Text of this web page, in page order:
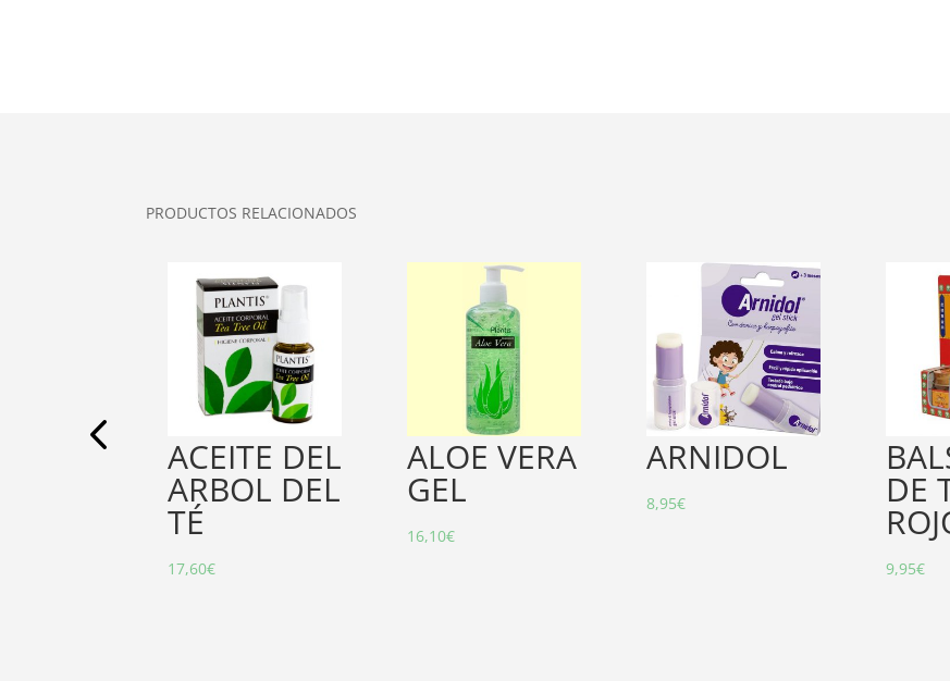
PRODUCTOS RELACIONADOS
ACEITE DEL
ARBOL DEL
TÉ
17,60€
ALOE VERA
GEL
16,10€
ARNIDOL
8,95€ DE
9,95€